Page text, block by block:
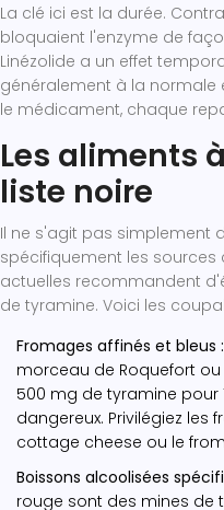
La clé ici est la durée.
bloquaient l'enzyme de
Linézolide a un effet
généralement à la normale
le médicament, chaque
Les aliments
liste noire
Il ne s'agit pas simplement
spécifiquement les sources
actuelles recommandent
de tyramine. Voici les
Fromages affinés et bleus :
morceau de Roquefort
500 mg de tyramine pour
dangereux. Privilégiez
cottage cheese ou le
Boissons alcoolisées
rouge sont des mines de